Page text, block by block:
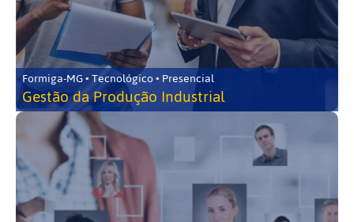
Formiga-MG • Tecnológico • Presencial
Gestão da Produção Industrial